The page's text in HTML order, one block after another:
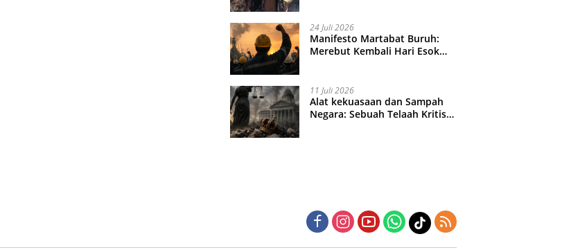
24 Juli 2026
Manifesto Martabat Buruh:
Merebut Kembali Hari Esok
11 Juli 2026
Alat kekuasaan dan Sampah
Negara: Sebuah Telaah Kritis